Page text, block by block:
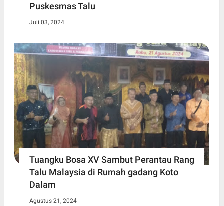
Puskesmas Talu
Juli 03, 2024
Tuangku Bosa XV Sambut Perantau Rang
Talu Malaysia di Rumah gadang Koto
Dalam
Agustus 21, 2024